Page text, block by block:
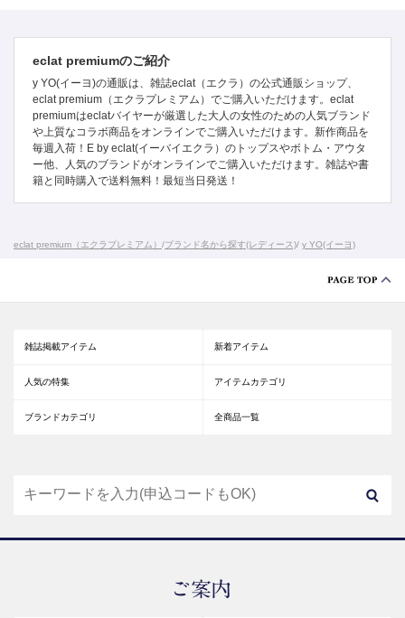
eclat premiumのご紹介
y YO(イーヨ)の通販は、雑誌eclat（エクラ）の公式通販ショップ、
eclat premium（エクラプレミアム）でご購入いただけます。eclat
premiumはeclatバイヤーが厳選した大人の女性のための人気ブランド
や上質なコラボ商品をオンラインでご購入いただけます。新作商品を
毎週入荷！E by eclat(イーバイエクラ）のトップスやボトム・アウタ
ー他、人気のブランドがオンラインでご購入いただけます。雑誌や書
籍と同時購入で送料無料！最短当日発送！
eclat premium（エクラプレミアム） /ブランド名から探す(レディース)/ y YO(イーヨ)
雑誌掲載アイテム 新着アイテム
人気の特集 アイテムカテゴリ
ブランドカテゴリ 全商品一覧